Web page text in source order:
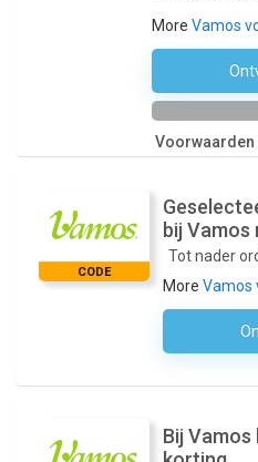
More Vamos
Voorwaarden
CODE
bij Vamos
Tot nader
More Vamos
Bij Vamos